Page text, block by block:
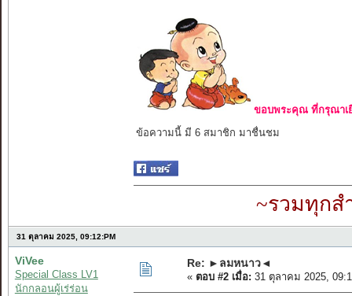
ขอบพระคุณ ที่กรุณาเ
ข้อความนี้ มี 6 สมาชิก มาชื่นชม
~รวมทุกส
31 ตุลาคม 2025, 09:12:PM
ViVee
Special Class LV1
นักกลอนผู้เร่ร่อน
Re: ►ลมหนาว◄
« ตอบ #2 เมื่อ: 31 ตุลาคม 2025,